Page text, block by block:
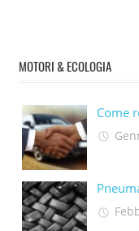
MOTORI & ECOLOGIA
Come